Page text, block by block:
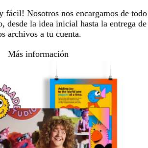
fácil! Nosotros nos encargamos de todo
desde la idea inicial hasta la entrega de
archivos a tu cuenta.
Más información